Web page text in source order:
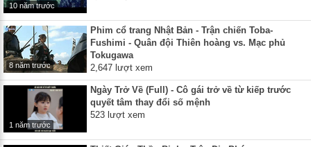
10 năm trước
8 năm trước
Phim cổ trang Nhật Bản - Trận chiến Toba-
Fushimi - Quân đội Thiên hoàng vs. Mạc phủ
Tokugawa
2,647 lượt xem
1 năm trước
Ngày Trở Về (Full) - Cô gái trở về từ kiếp trước
quyết tâm thay đổi số mệnh
523 lượt xem